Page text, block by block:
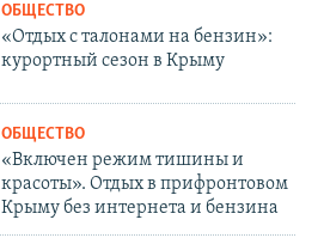
ОБЩЕСТВО
«Отдых с талонами на бензин»:
курортный сезон в Крыму
ОБЩЕСТВО
«Включен режим тишины и
красоты». Отдых в прифронтовом
Крыму без интернета и бензина